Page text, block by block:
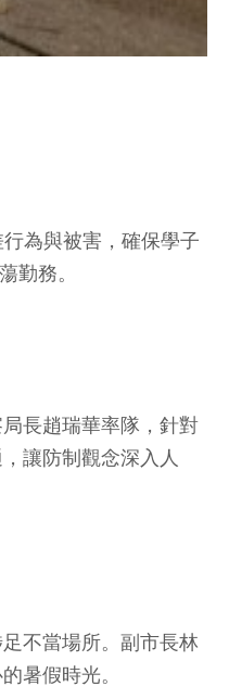
為與被害，確保學子
勤務。
長趙瑞華率隊，針對
讓防制觀念深入人
不當場所。副市長林
暑假時光。